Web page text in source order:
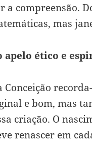
compreensão.
mas
apelo ético e
Conceição
e bom, mas
criação. O
renascer em